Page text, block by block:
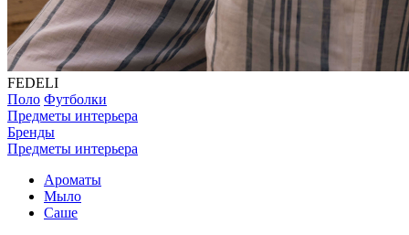
FEDELI
Поло Футболки
Предметы интерьера
Бренды
Предметы интерьера
Ароматы
Мыло
Саше